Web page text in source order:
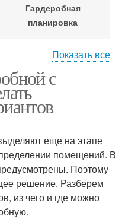
Гардеробная
планировка
Показать все
с
еще на этапе
помещений. В
Поэтому
решение. Разберем
из чего и где можно